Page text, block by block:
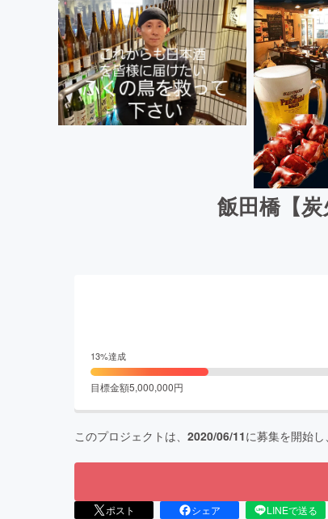
飯田橋【
13%達成
目標金額5,000,000円
このプロジェクトは、 2020/06/11に募集を開始し
ポスト シェア LINEで送る